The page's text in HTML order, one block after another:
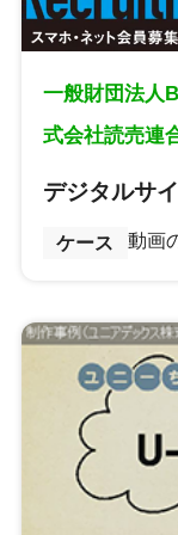
一般財団法人
式会社読売連
デジタルサ
ケース 動画